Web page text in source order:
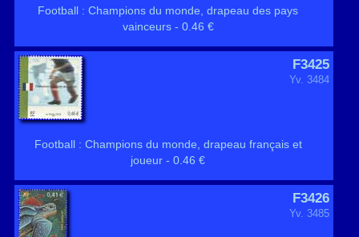
Football : Champions du monde, drapeau des pays
vainceurs - 0.46 €
F3425
Yv. 3484
Football : Champions du monde, drapeau français et
joueur - 0.46 €
F3426
Yv. 3485